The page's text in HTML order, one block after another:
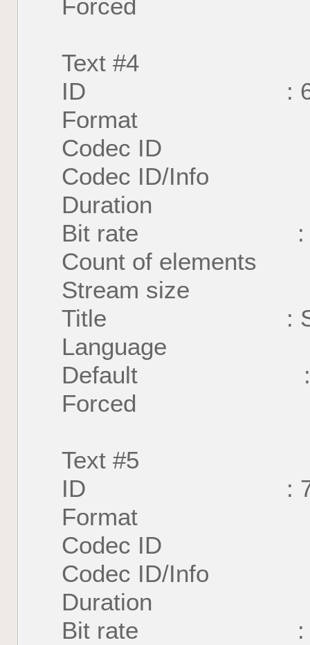
Forced :
Text #4
ID :
Format :
Codec ID :
Codec ID/Info :
Duration : 56
Bit rate : 50
Count of
Stream size :
Title :
Language :
Default :
Forced :
Text #5
ID :
Format :
Codec ID :
Codec ID/Info :
Duration : 54
Bit rate : 35